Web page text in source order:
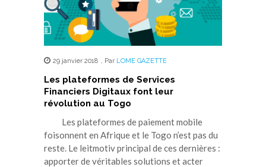
29 janvier 2018 , Par LOME GAZETTE
Les plateformes de Services
Financiers Digitaux font leur
révolution au Togo
Les plateformes de paiement mobile
foisonnent en Afrique et le Togo n’est pas du
reste. Le leitmotiv principal de ces dernières :
apporter de véritables solutions et acter